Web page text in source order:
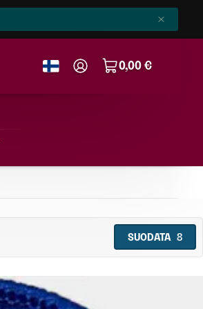
0,00 €
SUODATA 8